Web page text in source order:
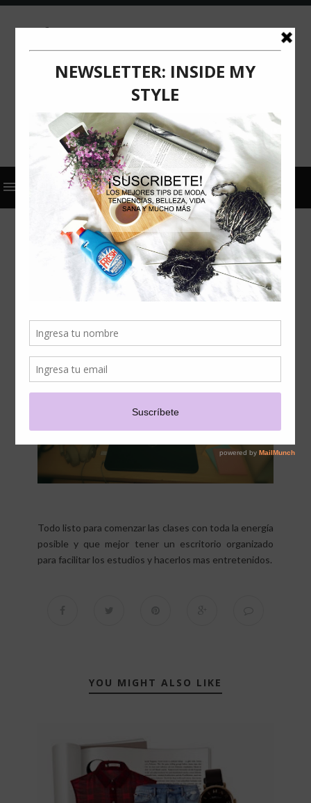
CUTE
INICIO DE CLASES
Todo listo para comenzar las clases con toda la energía
posible y que mejor tener un escritorio organizado
para facilitar los estudios y hacerlos mas entretenidos.
YOU MIGHT ALSO LIKE